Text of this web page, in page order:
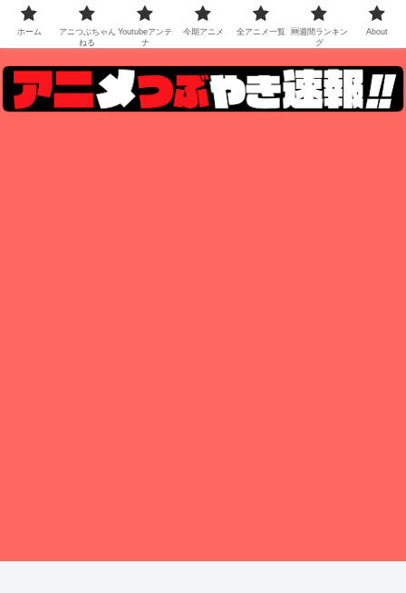
ホーム
アニつぶちゃん
ねる
Youtubeアンテ
ナ
今期アニメ 全アニメ一覧
🆕週間ランキン
グ
About